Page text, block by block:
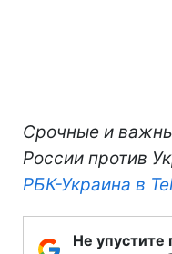
Срочные и
России против
РБК-Украина в
Не упустите